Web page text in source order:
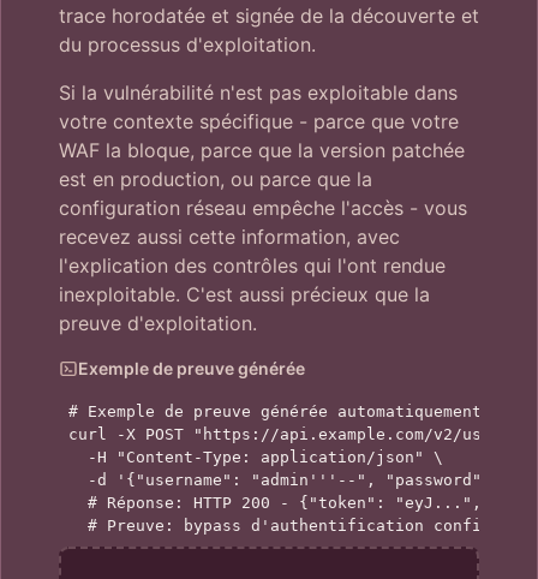
trace horodatée et signée de la découverte et
du processus d'exploitation.
Si la vulnérabilité n'est pas exploitable dans
votre contexte spécifique - parce que votre
WAF la bloque, parce que la version patchée
est en production, ou parce que la
configuration réseau empêche l'accès - vous
recevez aussi cette information, avec
l'explication des contrôles qui l'ont rendue
inexploitable. C'est aussi précieux que la
preuve d'exploitation.
Exemple de preuve générée
# Exemple de preuve générée automatiquement
curl -X POST "https://api.example.com/v2/users" \
  -H "Content-Type: application/json" \
-d '{"username": "admin'''--", "password":
# Réponse: HTTP 200 - {"token": "eyJ...",
  # Preuve: bypass d'authentification confirmé